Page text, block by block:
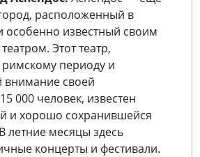
расположенный в
особенно известный своим
Этот театр,
периоду и
своей
000 человек, известен
и хорошо сохранившейся
летние месяцы здесь
концерты и фестивали.